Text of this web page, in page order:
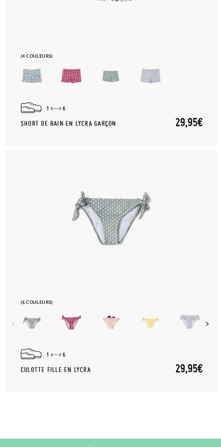
(4 COULEURS)
1 6
SHORT DE BAIN EN LYCRA GARÇON 29,95€
(6 COULEURS)
1 6
CULOTTE FILLE EN LYCRA 29,95€